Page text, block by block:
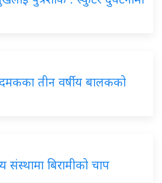
तीन वर्षीय बालकको
संस्थामा बिरामीको चाप